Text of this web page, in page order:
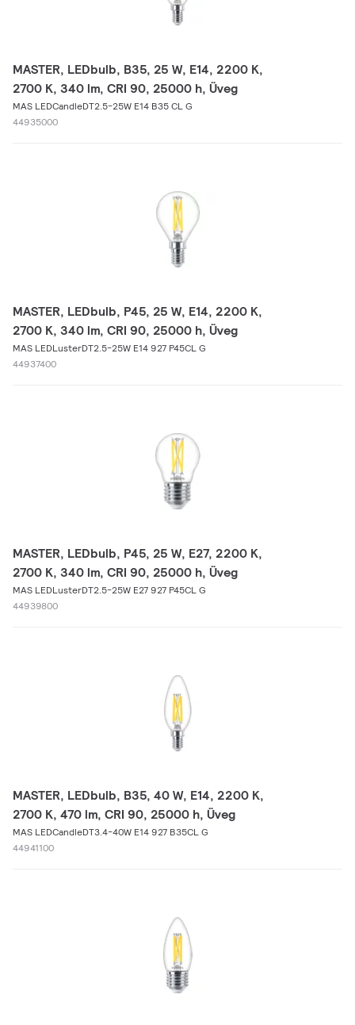
MASTER, LEDbulb, B35, 25 W, E14, 2200 K,
2700 K, 340 lm, CRI 90, 25000 h, Üveg
MAS LEDCandleDT2.5-25W E14 B35 CL G
44935000
MASTER, LEDbulb, P45, 25 W, E14, 2200 K,
2700 K, 340 lm, CRI 90, 25000 h, Üveg
MAS LEDLusterDT2.5-25W E14 927 P45CL G
44937400
MASTER, LEDbulb, P45, 25 W, E27, 2200 K,
2700 K, 340 lm, CRI 90, 25000 h, Üveg
MAS LEDLusterDT2.5-25W E27 927 P45CL G
44939800
MASTER, LEDbulb, B35, 40 W, E14, 2200 K,
2700 K, 470 lm, CRI 90, 25000 h, Üveg
MAS LEDCandleDT3.4-40W E14 927 B35CL G
44941100